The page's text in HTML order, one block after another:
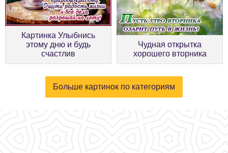
Картинка Улыбнись
этому дню и будь
счастлив
Чудная открытка
хорошего вторника
Больше картинок по категориям